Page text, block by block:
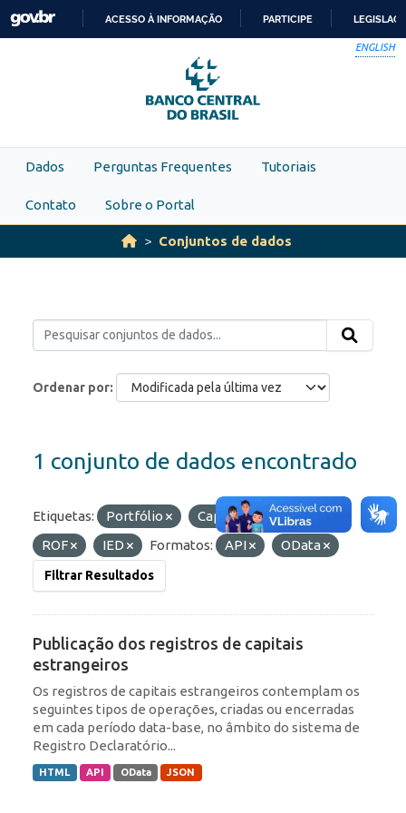
Skip to main content
PARA
O
CONTEÚDO
ACESSO À INFORMAÇÃO PARTICIPE
ENGLISH
Dados Perguntas Frequentes Tutoriais
Contato Sobre o Portal
Conjuntos de dados
Ordenar por
1 conjunto de dados encontrado
Etiquetas: Portfólio
Capitais Estrangeiros
ROF
IED Formatos: API OData
Filtrar Resultados
Publicação dos registros de capitais
estrangeiros
Os registros de capitais estrangeiros contemplam os
seguintes tipos de operações, criadas ou encerradas
em cada período data-base, no âmbito do sistema de
Registro Declaratório...
HTML API OData JSON